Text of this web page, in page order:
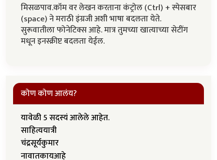
मिसळपाव.कॉम वर लेखन करताना कंट्रोल (Ctrl) + स्पेसबार
(space) ने मराठी इंग्रजी अशी भाषा बदलता येते.
सुरूवातीला फोनेटिक्स आहे. मात्र तुमच्या खात्याच्या सेटींग
मधून इनस्क्रीप्ट बदलता येईल.
कोण कोण आलंय?
यावेळी 5 सदस्यं आलेले आहेत.
साहित्ययात्री
चंद्रसूर्यकुमार
नावातकायआहे